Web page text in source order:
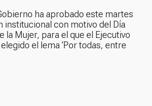
ha aprobado este martes
institucional con motivo del Día
la Mujer, para el que el Ejecutivo
el lema ‘Por todas, entre